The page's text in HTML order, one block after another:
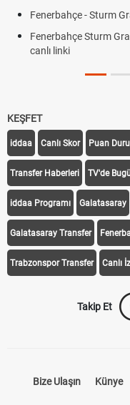
Fenerbahçe - Sturm
Fenerbahçe Sturm
canlı linki
KEŞFET
iddaa Canlı Skor Puan
Transfer Haberleri TV'de
iddaa Programı Galatasaray
Galatasaray Transfer
Trabzonspor Transfer Canlı
Takip Et
Bize Ulaşın Künye